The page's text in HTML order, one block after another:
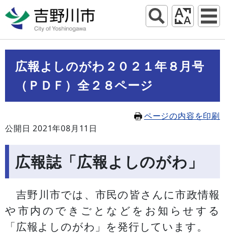
広報よしのがわ２０２１年８月号
（ＰＤＦ）全２８ページ
ページの内容を印刷
公開日 2021年08月11日
広報誌「広報よしのがわ」
吉野川市では、市民の皆さんに市政情報
や市内のできごとなどをお知らせする
「広報よしのがわ」を発行しています。